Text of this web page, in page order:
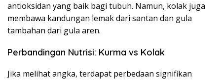
antioksidan yang baik bagi tubuh. Namun, kolak juga
membawa kandungan lemak dari santan dan gula
tambahan dari gula aren.
Perbandingan Nutrisi: Kurma vs Kolak
Jika melihat angka, terdapat perbedaan signifikan